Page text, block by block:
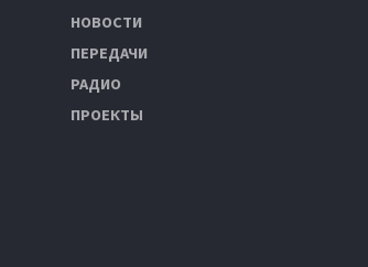
НОВОСТИ
ПЕРЕДАЧИ
РАДИО
ПРОЕКТЫ